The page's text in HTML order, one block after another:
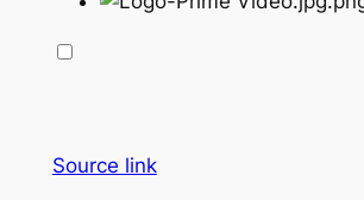
Source link